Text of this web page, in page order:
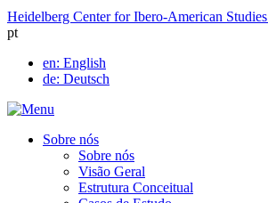
Skip
to
Heidelberg Center for Ibero-American Studies
pt
en: English
de: Deutsch
Sobre nós
Sobre nós
Visão Geral
Estrutura Conceitual